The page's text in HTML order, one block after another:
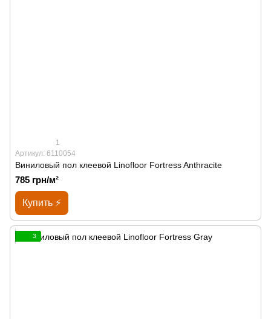
1
Артикул: 6110054
Виниловый пол клеевой Linofloor Fortress Anthracite
785 грн/м²
Купить ⚡
3